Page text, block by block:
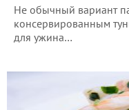
Не обычный вариант
консервированным
для ужина…